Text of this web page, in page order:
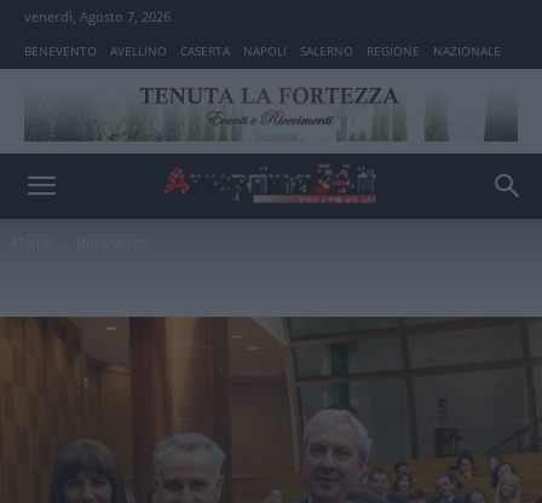
venerdì, Agosto 7, 2026
BENEVENTO AVELLINO CASERTA NAPOLI SALERNO REGIONE NAZIONALE